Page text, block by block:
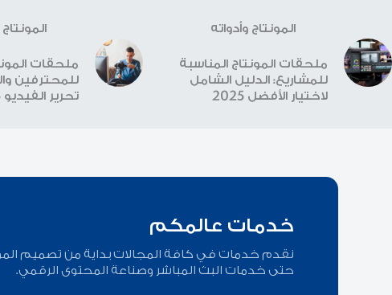
المونتاج وأدواته
ملحقات المونتاج المناسبة
للمشاريع: الدليل الشامل
لاختيار الأفضل 2025
المونتاج
ملحقات
للمحترفين
تحرير الفيديو 2025
خدمات عالمكم
نقدم خدمات في كافة المجالات بداية من تصميم
حتى خدمات البث المباشر وصناعة المحتوى الرقمي.